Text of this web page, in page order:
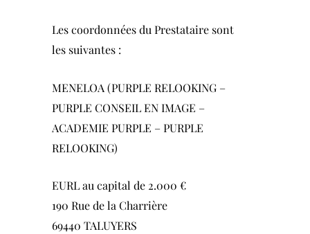
Les coordonnées du Prestataire sont
les suivantes :
MENELOA (PURPLE RELOOKING –
PURPLE CONSEIL EN IMAGE –
ACADEMIE PURPLE – PURPLE
RELOOKING)
EURL au capital de 2.000 €
190 Rue de la Charrière
69440 TALUYERS